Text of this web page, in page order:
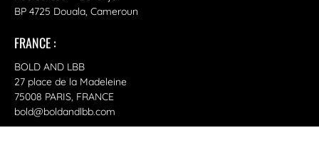
BP 4725 Douala, Cameroun
FRANCE :
BOLD AND LBB
27 place de la Madeleine
75008 PARIS, FRANCE
bold@boldandlbb.com